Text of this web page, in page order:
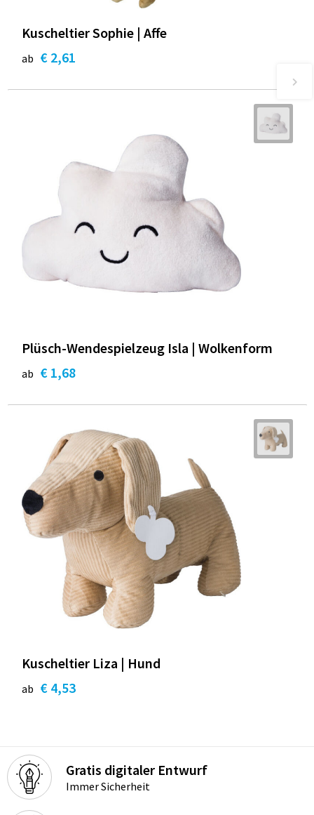
Kuscheltier Sophie | Affe
ab € 2,61
Plüsch-Wendespielzeug Isla | Wolkenform
ab € 1,68
Kuscheltier Liza | Hund
ab € 4,53
Gratis digitaler Entwurf
Immer Sicherheit